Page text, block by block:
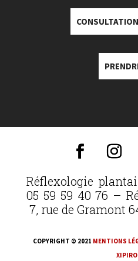
Réflexologie
05 59 59 40 76 –
7, rue de Gramont
COPYRIGHT © 2021 MENTIONS